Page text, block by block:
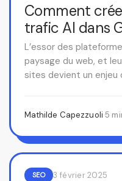
Comment
trafic AI dans
L’essor des
paysage du web, et
sites devient un enjeu
Mathilde Capezzuoli·5
SEO 3 février 2025